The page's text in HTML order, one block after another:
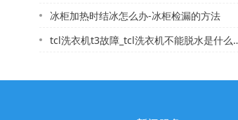
冰柜加热时结冰怎么办-冰柜检漏的方法
tcl洗衣机t3故障_tcl洗衣机不能脱水是什么原因